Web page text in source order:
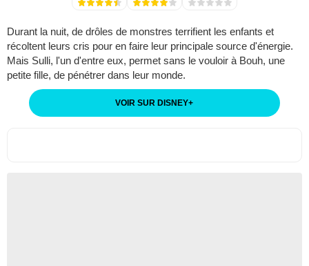
Durant la nuit, de drôles de monstres terrifient les enfants et
récoltent leurs cris pour en faire leur principale source d'énergie.
Mais Sulli, l'un d'entre eux, permet sans le vouloir à Bouh, une
petite fille, de pénétrer dans leur monde.
VOIR SUR DISNEY+